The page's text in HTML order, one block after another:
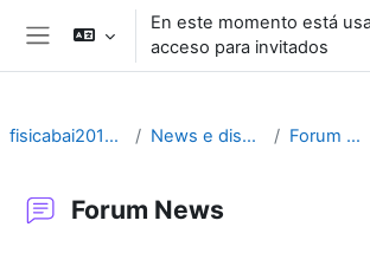
Salta al contenido principal
Panel lateral
En este momento está
acceso para invitados
fisicabai2012-2020 News e discussioni Forum News
Forum News